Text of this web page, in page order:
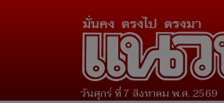
วันศุกร์ ที่ 7 สิงหาคม พ.ศ. 2569